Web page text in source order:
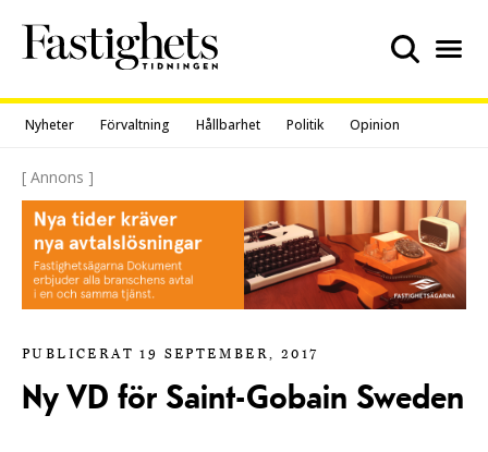
content
Nyheter Förvaltning Hållbarhet Politik Opinion
[ Annons ]
PUBLICERAT 19 SEPTEMBER, 2017
Ny VD för Saint-Gobain Sweden